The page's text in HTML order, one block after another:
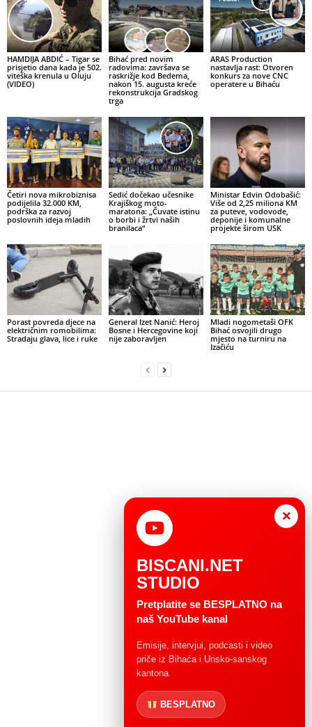
HAMDIJA ABDIĆ – Tigar se
prisjetio dana kada je 502.
viteška krenula u Oluju
(VIDEO)
Bihać pred novim
radovima: završava se
raskrižje kod Bedema,
nakon 15. augusta kreće
rekonstrukcija Gradskog
trga
ARAS Production
nastavlja rast: Otvoren
konkurs za nove CNC
operatere u Bihaću
Četiri nova mikrobiznisa
podijelila 32.000 KM,
podrška za razvoj
poslovnih ideja mladih
Sedić dočekao učesnike
Krajiškog moto-
maratona: „Čuvate istinu
o borbi i žrtvi naših
branilaca“
Ministar Edvin Odobašić:
Više od 2,25 miliona KM
za puteve, vodovode,
deponije i komunalne
projekte širom USK
Porast povreda djece na
električnim romobilima:
Stradaju glava, lice i ruke
General Izet Nanić: Heroj
Bosne i Hercegovine koji
nije zaboravljen
Mladi nogometaši OFK
Bihać osvojili drugo
mjesto na turniru na
Izačiću
×
BISCANI.NET
STUDIO
Pretplatite se BESPLATNO na
naš YouTube kanal
Emisije, intervjui, podcasti i video
priče iz Bihaća i Unsko-sanskog
kantona.
BESPLATNO